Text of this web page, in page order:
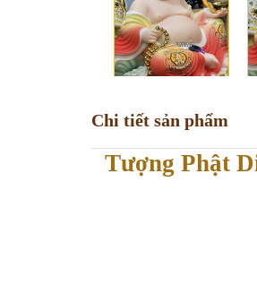
Chi tiết sản phẩm
Tượng Phật